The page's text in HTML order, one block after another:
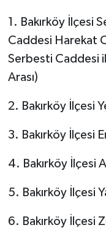
1. Bakırköy İlçesi
Caddesi Harekat
Serbesti Caddesi
Arası)
2. Bakırköy İlçesi
3. Bakırköy İlçesi
4. Bakırköy İlçesi
5. Bakırköy İlçesi
6. Bakırköy İlçesi